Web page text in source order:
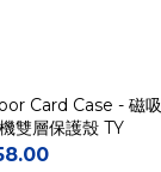
Card Case - 磁吸
雙層保護殼 TY